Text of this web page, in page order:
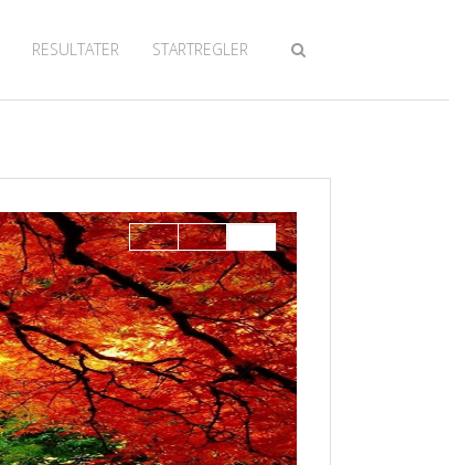
RESULTATER STARTREGLER